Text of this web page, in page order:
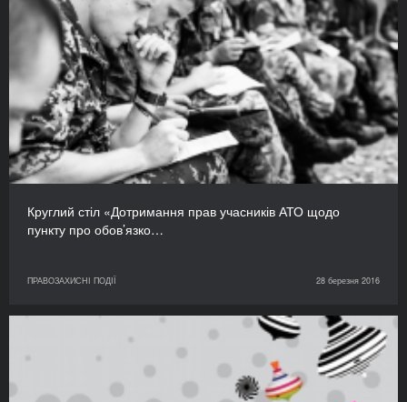
Круглий стіл «Дотримання прав учасників АТО щодо
пункту про обов’язко…
ПРАВОЗАХИСНІ ПОДІЇ 28 березня 2016